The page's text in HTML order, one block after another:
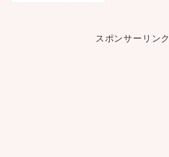
スポンサーリンク